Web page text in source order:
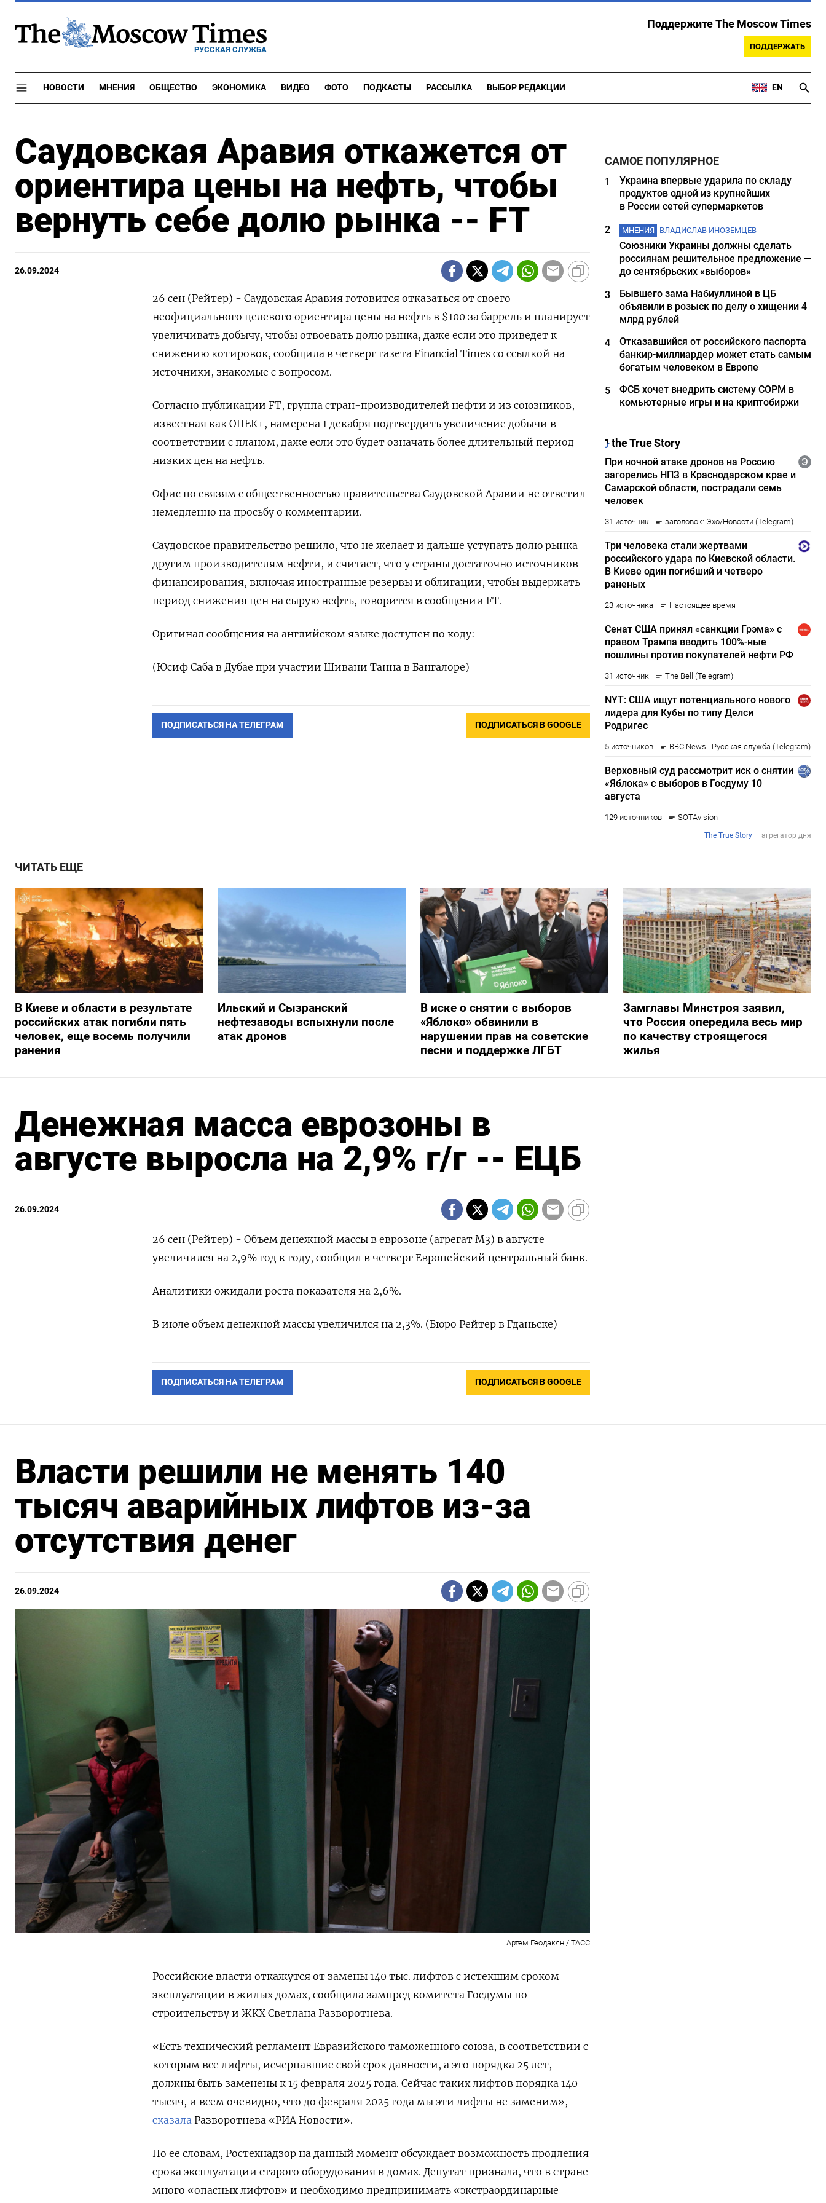
РУССКАЯ СЛУЖБА
Поддержите The Moscow Times
ПОДДЕРЖАТЬ
НОВОСТИ МНЕНИЯ ОБЩЕСТВО ЭКОНОМИКА ВИДЕО ФОТО ПОДКАСТЫ РАССЫЛКА ВЫБОР РЕДАКЦИИ EN
Саудовская Аравия откажется от
ориентира цены на нефть, чтобы
вернуть себе долю рынка -- FT
26.09.2024
26 сен (Рейтер) - Саудовская Аравия готовится отказаться от своего
неофициального целевого ориентира цены на нефть в $100 за баррель и планирует
увеличивать добычу, чтобы отвоевать долю рынка, даже если это приведет к
снижению котировок, сообщила в четверг газета Financial Times со ссылкой на
источники, знакомые с вопросом.
Согласно публикации FT, группа стран-производителей нефти и из союзников,
известная как ОПЕК+, намерена 1 декабря подтвердить увеличение добычи в
соответствии с планом, даже если это будет означать более длительный период
низких цен на нефть.
Офис по связям с общественностью правительства Саудовской Аравии не ответил
немедленно на просьбу о комментарии.
Саудовское правительство решило, что не желает и дальше уступать долю рынка
другим производителям нефти, и считает, что у страны достаточно источников
финансирования, включая иностранные резервы и облигации, чтобы выдержать
период снижения цен на сырую нефть, говорится в сообщении FT.
Оригинал сообщения на английском языке доступен по коду:
(Юсиф Саба в Дубае при участии Шивани Танна в Бангалоре)
ПОДПИСАТЬСЯ НА ТЕЛЕГРАМ ПОДПИСАТЬСЯ В GOOGLE
САМОЕ ПОПУЛЯРНОЕ
1
Украина впервые ударила по складу
продуктов одной из крупнейших
в России сетей супермаркетов
2
МНЕНИЯ ВЛАДИСЛАВ ИНОЗЕМЦЕВ
Союзники Украины должны сделать
россиянам решительное предложение —
до сентябрьских «выборов»
3
Бывшего зама Набиуллиной в ЦБ
объявили в розыск по делу о хищении 4
млрд рублей
4
Отказавшийся от российского паспорта
банкир-миллиардер может стать самым
богатым человеком в Европе
5
ФСБ хочет внедрить систему СОРМ в
комьютерные игры и на криптобиржи
ЧИТАТЬ ЕЩЕ
В Киеве и области в результате
российских атак погибли пять
человек, еще восемь получили
ранения
Ильский и Сызранский
нефтезаводы вспыхнули после
атак дронов
В иске о снятии с выборов
«Яблоко» обвинили в
нарушении прав на советские
песни и поддержке ЛГБТ
Замглавы Минстроя заявил,
что Россия опередила весь мир
по качеству строящегося
жилья
Денежная масса еврозоны в
августе выросла на 2,9% г/г -- ЕЦБ
26.09.2024
26 сен (Рейтер) - Объем денежной массы в еврозоне (агрегат М3) в августе
увеличился на 2,9% год к году, сообщил в четверг Европейский центральный банк.
Аналитики ожидали роста показателя на 2,6%.
В июле объем денежной массы увеличился на 2,3%. (Бюро Рейтер в Гданьске)
ПОДПИСАТЬСЯ НА ТЕЛЕГРАМ ПОДПИСАТЬСЯ В GOOGLE
Власти решили не менять 140
тысяч аварийных лифтов из-за
отсутствия денег
26.09.2024
Артем Геодакян / ТАСС
Российские власти откажутся от замены 140 тыс. лифтов с истекшим сроком
эксплуатации в жилых домах, сообщила зампред комитета Госдумы по
строительству и ЖКХ Светлана Разворотнева.
«Есть технический регламент Евразийского таможенного союза, в соответствии с
которым все лифты, исчерпавшие свой срок давности, а это порядка 25 лет,
должны быть заменены к 15 февраля 2025 года. Сейчас таких лифтов порядка 140
тысяч, и всем очевидно, что до февраля 2025 года мы эти лифты не заменим», —
сказала Разворотнева «РИА Новости».
По ее словам, Ростехнадзор на данный момент обсуждает возможность продления
срока эксплуатации старого оборудования в домах. Депутат признала, что в стране
много «опасных лифтов» и необходимо предпринимать «экстраординарные